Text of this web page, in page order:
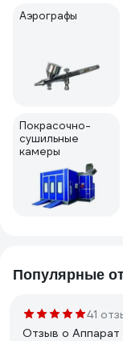
Аэрографы
Покрасочно-
сушильные
камеры
Популярные
41
Отзыв о Аппарат